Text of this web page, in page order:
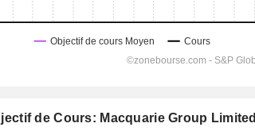
de Cours: Macquarie Group Limited